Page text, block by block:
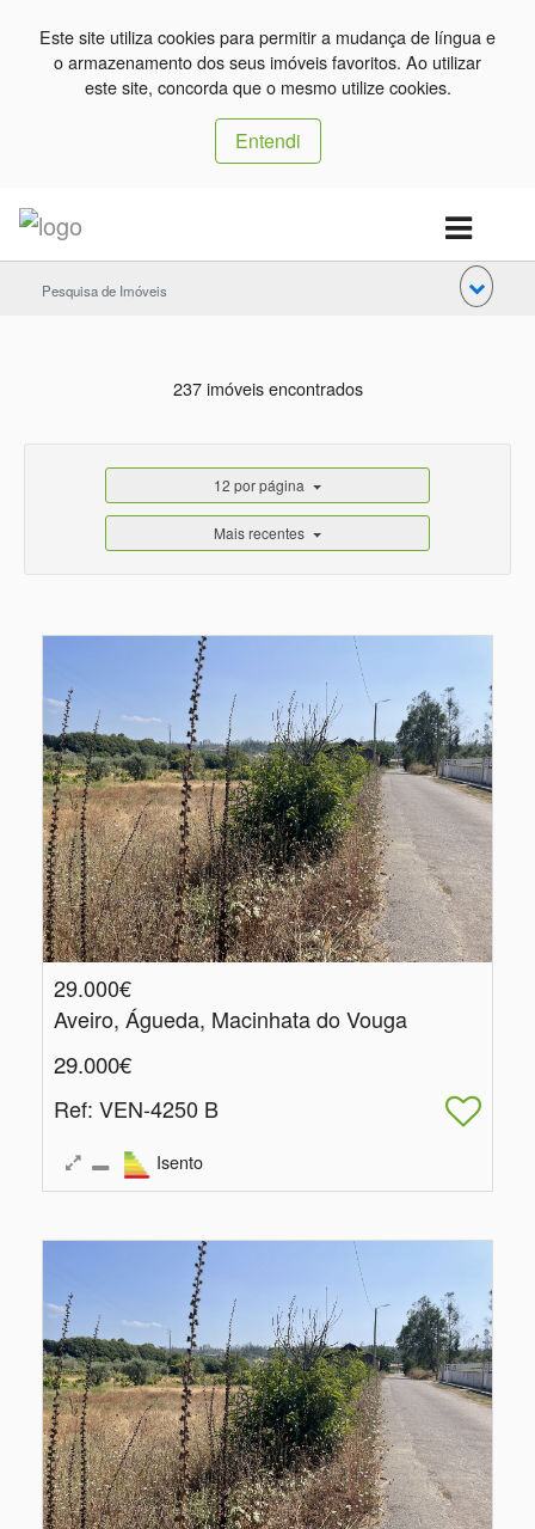
Este site utiliza cookies para permitir a mudança de língua e
o armazenamento dos seus imóveis favoritos. Ao utilizar
este site, concorda que o mesmo utilize cookies.
Entendi
Pesquisa de Imóveis
237 imóveis encontrados
12 por página
Mais recentes
29.000€
Aveiro, Águeda, Macinhata do Vouga
29.000€
Ref: VEN-4250 B
Isento